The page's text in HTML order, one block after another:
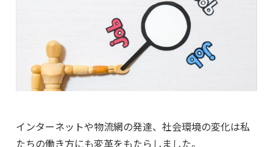
インターネットや物流網の発達、社会環境の変化は私
たちの働き方にも変革をもたらしました。